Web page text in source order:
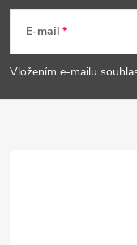
p
a
E-mail
Vložením e-mailu